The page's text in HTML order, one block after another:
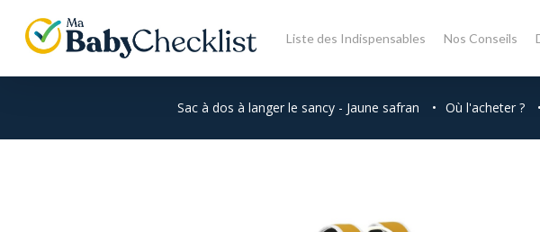
content
Liste des Indispensables Nos Conseils
Sac à dos à langer le sancy - Jaune safran • Où l'acheter ? •